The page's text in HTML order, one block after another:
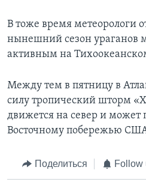
В тоже время метеорологи
нынешний сезон ураганов
активным на
Между тем в пятницу в
силу тропический шторм
движется на север и может
Восточному побережью
Поделиться Follow